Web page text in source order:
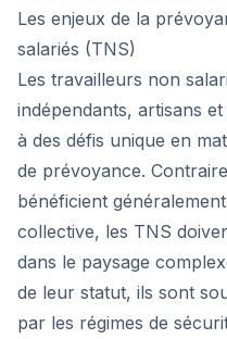
Les enjeux de la
salariés (TNS)
Les travailleurs non
indépendants, artisans
à des défis unique en
de prévoyance.
bénéficient
collective, les TNS
dans le paysage
de leur statut, ils sont
par les régimes de